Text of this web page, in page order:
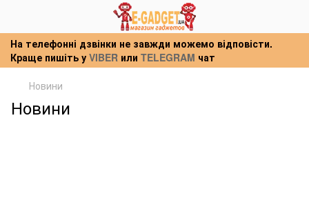
На телефонні дзвінки не завжди можемо відповісти.
Краще пишіть у VIBER или TELEGRAM чат
Новини
Новини